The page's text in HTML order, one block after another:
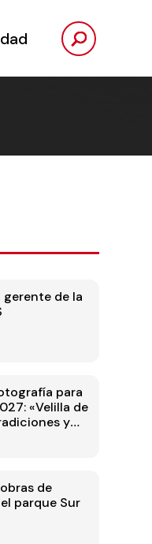
de la
para
«Velilla de
y
de
parque Sur